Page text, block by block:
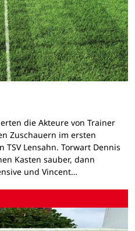
die Akteure von Trainer
Zuschauern im ersten
TSV Lensahn. Torwart Dennis
Kasten sauber, dann
und Vincent…